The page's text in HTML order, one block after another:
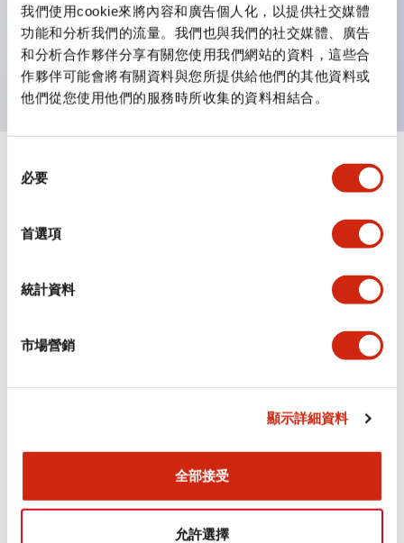
我們使用cookie來將內容和廣告個人化，以提供社交媒體
功能和分析我們的流量。我們也與我們的社交媒體、廣告
和分析合作夥伴分享有關您使用我們網站的資料，這些合
作夥伴可能會將有關資料與您所提供給他們的其他資料或
他們從您使用他們的服務時所收集的資料相結合。
必要
首選項
統計資料
市場營銷
顯示詳細資料
全部接受
允許選擇
別為每種顏色設計的LED燈泡，現在可用一顆單色LED
燈泡來表現各種顏色。
主要機種具備UL、CSA認證及符合EN標準。
規格 顯示全部 +
認證與標準